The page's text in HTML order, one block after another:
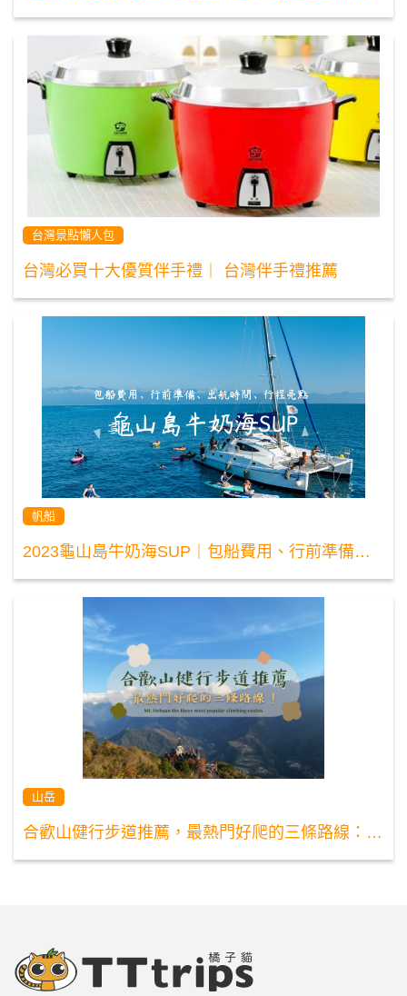
台灣景點懶人包
台灣必買十大優質伴手禮｜ 台灣伴手禮推薦
帆船
2023龜山島牛奶海SUP｜包船費用、行前準備、出航時間、行程亮點
山岳
合歡山健行步道推薦，最熱門好爬的三條路線：合歡山北峰、合歡山東峰、合歡山主峰！